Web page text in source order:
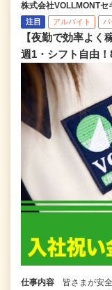
株式会社VOLLMONT
注目 アルバイト パ
【夜勤で効率よく
週1・シフト自由
仕事内容
皆さまが安